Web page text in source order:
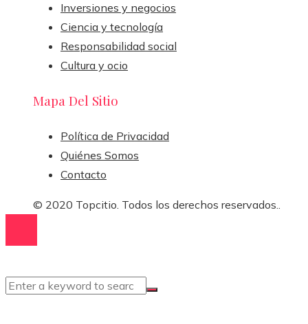
Inversiones y negocios
Ciencia y tecnología
Responsabilidad social
Cultura y ocio
Mapa Del Sitio
Política de Privacidad
Quiénes Somos
Contacto
© 2020 Topcitio. Todos los derechos reservados..